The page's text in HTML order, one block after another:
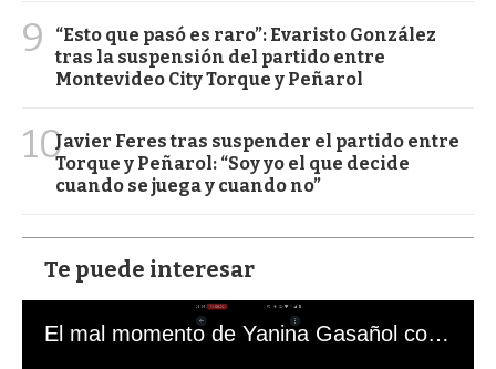
9
“Esto que pasó es raro”: Evaristo González
tras la suspensión del partido entre
Montevideo City Torque y Peñarol
10Javier Feres tras suspender el partido entre
Torque y Peñarol: “Soy yo el que decide
cuando se juega y cuando no”
Te puede interesar
El mal momento de Yanina Gasañol con un hincha argentino en "Subrayado"